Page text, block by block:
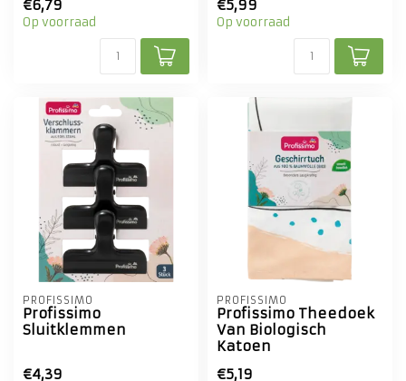
€6,79
Op voorraad
€5,99
Op voorraad
PROFISSIMO
Profissimo
Sluitklemmen
€4,39
PROFISSIMO
Profissimo Theedoek
Van Biologisch
Katoen
€5,19